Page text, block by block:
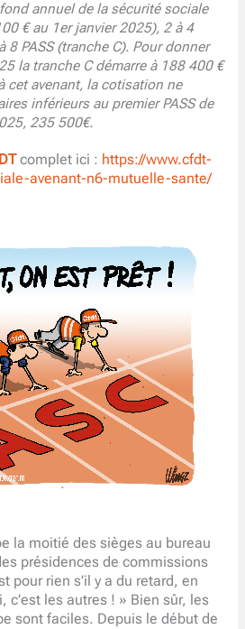
annuel de la sécurité sociale
€ au 1er janvier 2025), 2 à 4
8 PASS (tranche C). Pour donner
la tranche C démarre à 188 400 €
cet avenant, la cotisation ne
inférieurs au premier PASS de
235 500€.
complet ici : https://www.cfdt-
avenant-n6-mutuelle-sante/
la moitié des sièges au bureau
présidences de commissions
pour rien s’il y a du retard, en
c’est les autres ! » Bien sûr, les
sont faciles. Depuis le début de